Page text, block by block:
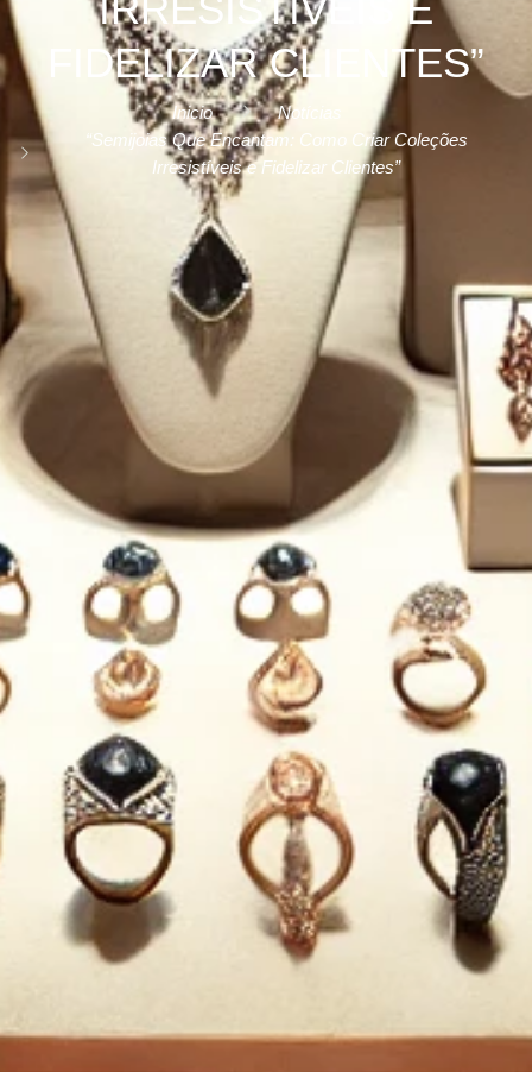
FIDELIZAR CLIENTES”
Inicio
Notícias
“Semijoias Que Encantam: Como Criar Coleções
Irresistíveis e Fidelizar Clientes”